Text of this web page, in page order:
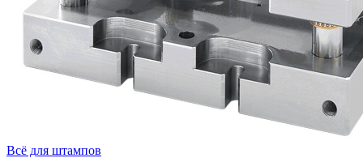
Всё для штампов